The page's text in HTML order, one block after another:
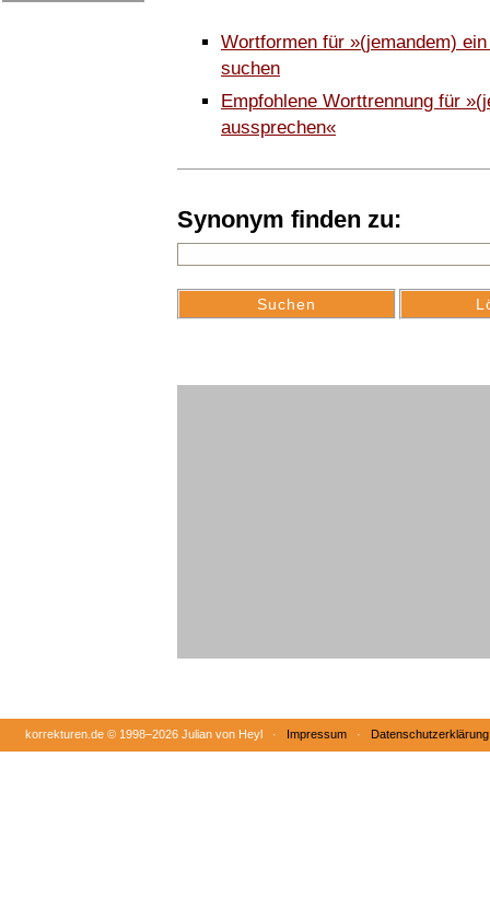
Wortformen für »(jemandem)
suchen
Empfohlene Worttrennung für
aussprechen«
Synonym finden zu:
korrekturen.de © 1998–2026 Julian von Heyl · Impressum · Datenschutzerklärung